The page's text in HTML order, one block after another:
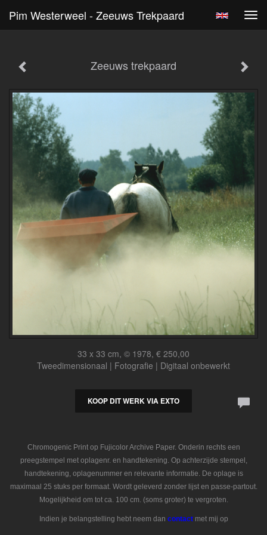
Pim Westerweel - Zeeuws Trekpaard
Zeeuws trekpaard
33 x 33 cm, © 1978, € 250,00
Tweedimensionaal | Fotografie | Digitaal onbewerkt
KOOP DIT WERK VIA EXTO
Chromogenic Print op Fujicolor Archive Paper. Onderin rechts een
preegstempel met oplagenr. en handtekening. Op achterzijde stempel,
handtekening, oplagenummer en relevante informatie. De oplage is
maximaal 25 stuks per formaat. Wordt geleverd zonder lijst en passe-partout.
Mogelijkheid om tot ca. 100 cm. (soms groter) te vergroten.
Indien je belangstelling hebt neem dan contactmet mij op